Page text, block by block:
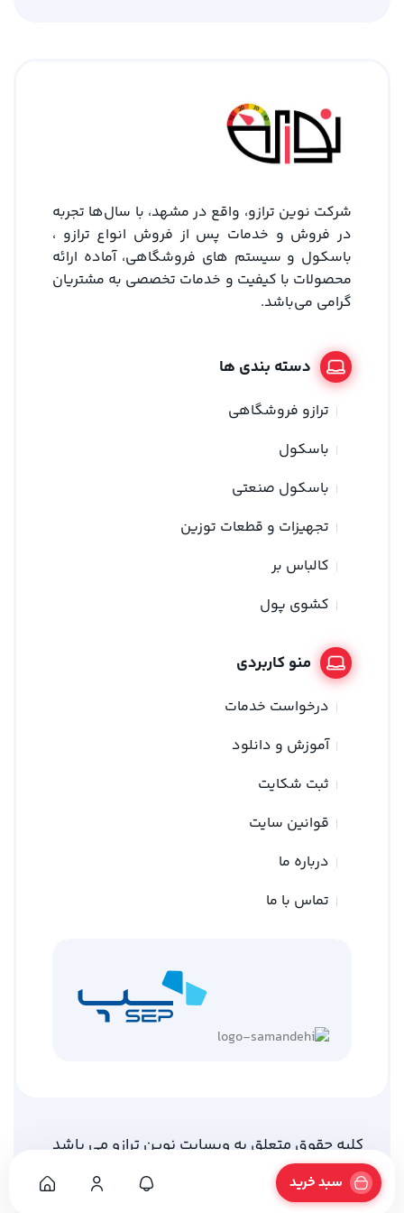
شرکت نوین ترازو، واقع در مشهد، با سال‌ها تجربه
در فروش و خدمات پس از فروش انواع ترازو ،
باسکول و سیستم های فروشگاهی، آماده ارائه
محصولات با کیفیت و خدمات تخصصی به مشتریان
گرامی می‌باشد.
دسته بندی ها
ترازو فروشگاهی
باسکول
باسکول صنعتی
تجهیزات و قطعات توزین
کالباس بر
کشوی پول
منو کاربردی
درخواست خدمات
آموزش و دانلود
ثبت شکایت
قوانین سایت
درباره ما
تماس با ما
کلیه حقوق متعلق به وبسایت نوین ترازو می باشد
طراحی توسط
سبد خرید